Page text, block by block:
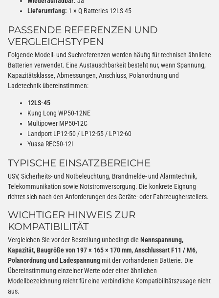
Lieferumfang: 1 × Q-Batteries 12LS-45
PASSENDE REFERENZEN UND
VERGLEICHSTYPEN
Folgende Modell- und Suchreferenzen werden häufig für technisch ähnliche
Batterien verwendet. Eine Austauschbarkeit besteht nur, wenn Spannung,
Kapazitätsklasse, Abmessungen, Anschluss, Polanordnung und
Ladetechnik übereinstimmen:
12LS-45
Kung Long WP50-12NE
Multipower MP50-12C
Landport LP12-50 / LP12-55 / LP12-60
Yuasa REC50-12I
TYPISCHE EINSATZBEREICHE
USV, Sicherheits- und Notbeleuchtung, Brandmelde- und Alarmtechnik,
Telekommunikation sowie Notstromversorgung. Die konkrete Eignung
richtet sich nach den Anforderungen des Geräte- oder Fahrzeugherstellers.
WICHTIGER HINWEIS ZUR
KOMPATIBILITÄT
Vergleichen Sie vor der Bestellung unbedingt die Nennspannung,
Kapazität, Baugröße von 197 × 165 × 170 mm, Anschlussart F11 / M6,
Polanordnung und Ladespannung mit der vorhandenen Batterie. Die
Übereinstimmung einzelner Werte oder einer ähnlichen
Modellbezeichnung reicht für eine verbindliche Kompatibilitätszusage nicht
aus.